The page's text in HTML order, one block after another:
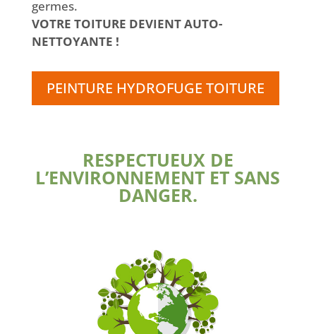
germes.
VOTRE TOITURE DEVIENT AUTO-
NETTOYANTE !
PEINTURE HYDROFUGE TOITURE
RESPECTUEUX DE
L’ENVIRONNEMENT ET SANS
DANGER.